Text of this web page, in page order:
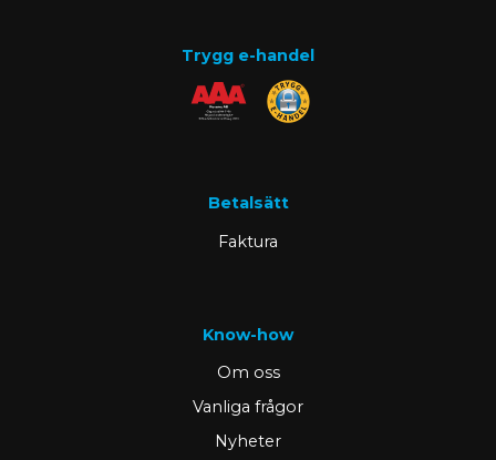
Trygg e-handel
Betalsätt
Faktura
Know-how
Om oss
Vanliga frågor
Nyheter